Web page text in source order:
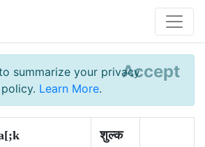
summarize your privacy
Learn More.
Accept
शुल्क